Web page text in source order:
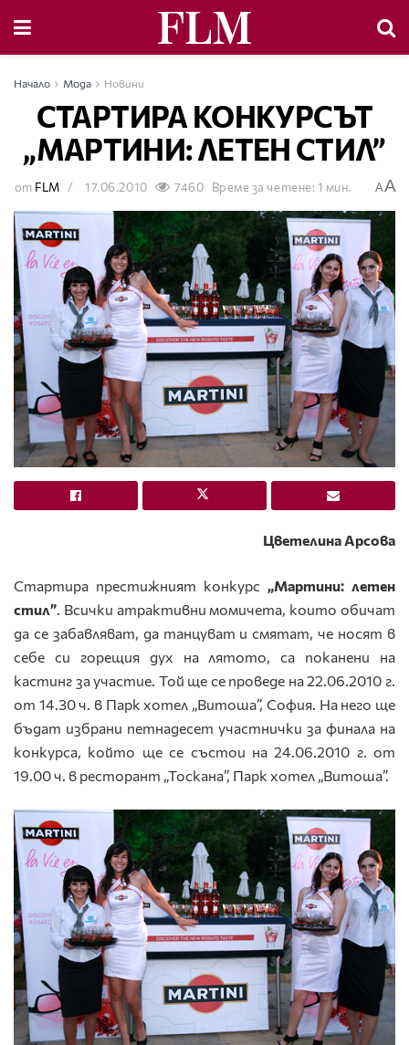
Начало Мода Новини
СТАРТИРА КОНКУРСЪТ
„МАРТИНИ: ЛЕТЕН СТИЛ”
от FLM 17.06.2010 7460 Време за четене: 1 мин. AA
Цветелина Арсова
Стартира престижният конкурс „Мартини: летен
стил” . Всички атрактивни момичета, които обичат
да се забавляват, да танцуват и смятат, че носят в
себе си горещия дух на лятото, са поканени на
кастинг за участие. Той ще се проведе на 22.06.2010 г.
от 14.30 ч. в Парк хотел „Витоша”, София. На него ще
бъдат избрани петнадесет участнички за финала на
конкурса, който ще се състои на 24.06.2010 г. от
19.00 ч. в ресторант „Тоскана”, Парк хотел „Витоша”.